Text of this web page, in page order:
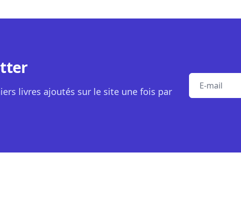
livres ajoutés sur le site une fois par
E-mail